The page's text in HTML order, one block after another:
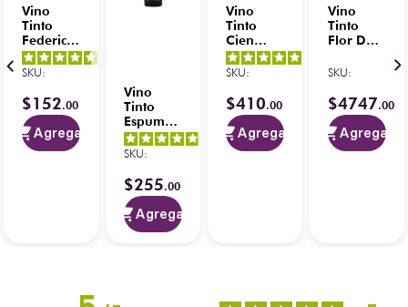
4.7 / 5-
Vino
Tinto
Federico
Paternina
Tempranillo
SKU:
$152.00
Agregar
Vino
Tinto
Espumoso
Riccadonna
Ruby
750 ml
4.9/5-
SKU:
$255.00
Agregar
Vino
Tinto
Cien
Cabernet
Reserva
opiniones
SKU:
$410.00
Agregar
Vino
Tinto
Flor De
(14.5º)
SKU:
$4747.00
Agregar